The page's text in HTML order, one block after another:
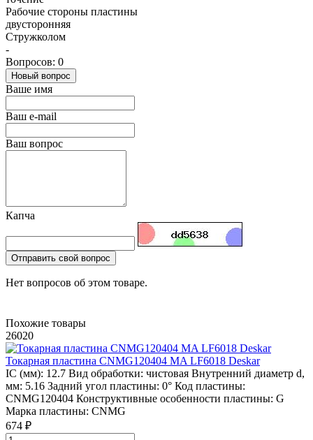
Рабочие стороны пластины
двусторонняя
Стружколом
-
Вопросов: 0
Новый вопрос
Ваше имя
Ваш e-mail
Ваш вопрос
Капча
Отправить свой вопрос
Нет вопросов об этом товаре.
Похожие товары
26020
Токарная пластина CNMG120404 MA LF6018 Deskar
IC (мм): 12.7 Вид обработки: чистовая Внутренний диаметр d,
мм: 5.16 Задний угол пластины: 0° Код пластины:
CNMG120404 Конструктивные особенности пластины: G
Марка пластины: CNMG
674 ₽